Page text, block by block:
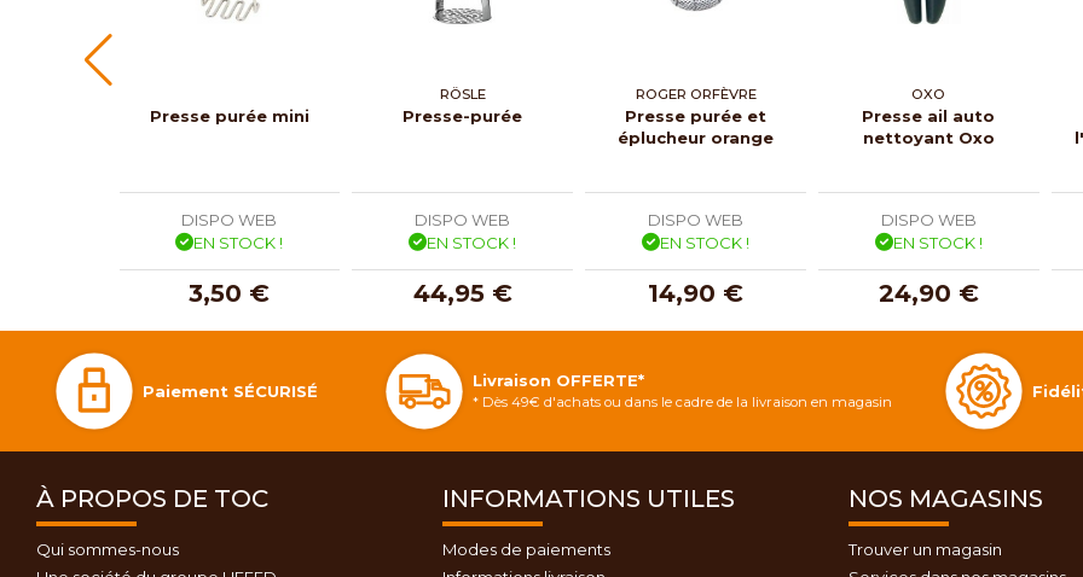
Presse purée mini
DISPO WEB
EN STOCK !
3,50 €
RÖSLE
Presse-purée
DISPO WEB
EN STOCK !
44,95 €
ROGER ORFÈVRE
Presse purée et
éplucheur orange
DISPO WEB
EN STOCK !
14,90 €
OXO
Presse ail auto
nettoyant Oxo
DISPO WEB
EN STOCK !
24,90 €
Paiement SÉCURISÉ
Livraison OFFERTE*
* Dès 49€ d'achats ou dans le cadre de la livraison en magasin
À PROPOS DE TOC
Qui sommes-nous
INFORMATIONS UTILES
Modes de paiements
NOS MAGASINS
Trouver un magasin